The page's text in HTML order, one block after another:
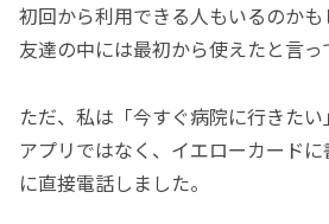
初回から利用できる人もいるのかも
友達の中には最初から使えたと言っ
ただ、私は「今すぐ病院に行きたい
アプリではなく、イエローカード
に直接電話しました。